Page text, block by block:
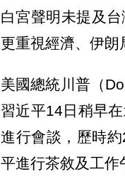
白宮聲明未提及
更重視經濟、伊朗
美國總統川普（
習近平14日稍早
進行會談，歷時
平進行茶敘及工作